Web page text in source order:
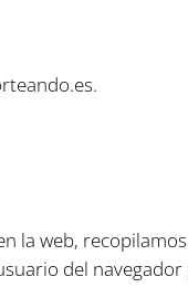
la web,
del